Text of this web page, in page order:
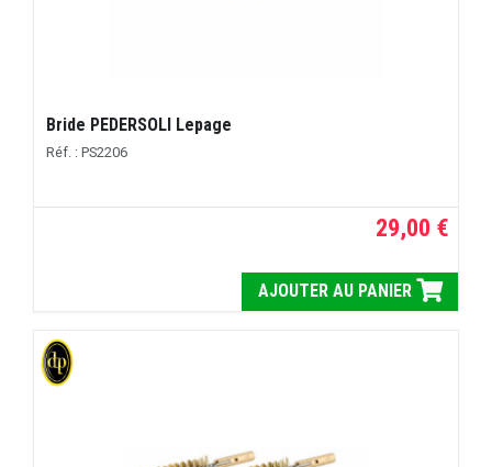
Bride PEDERSOLI Lepage
Réf. : PS2206
29,00 €
AJOUTER AU PANIER